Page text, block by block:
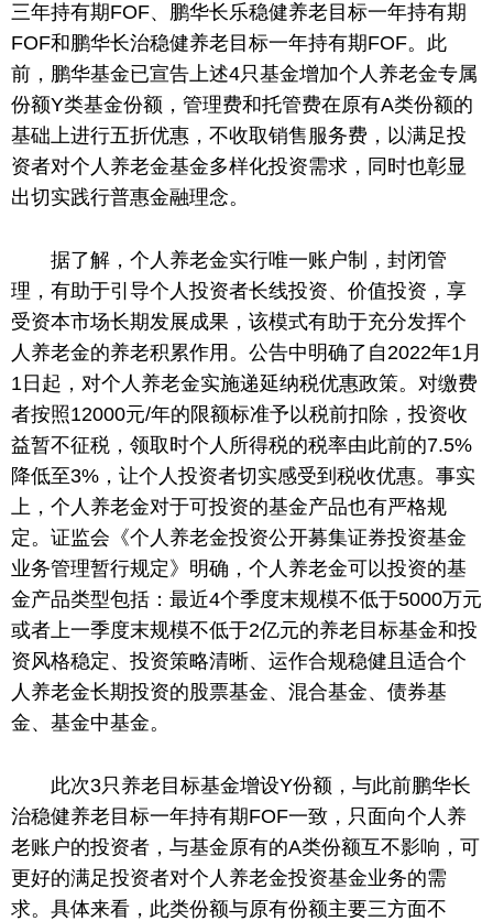
三年持有期FOF、鹏华长乐稳健养老目标一年持有期
FOF和鹏华长治稳健养老目标一年持有期FOF。此
前，鹏华基金已宣告上述4只基金增加个人养老金专属
份额Y类基金份额，管理费和托管费在原有A类份额的
基础上进行五折优惠，不收取销售服务费，以满足投
资者对个人养老金基金多样化投资需求，同时也彰显
出切实践行普惠金融理念。
据了解，个人养老金实行唯一账户制，封闭管
理，有助于引导个人投资者长线投资、价值投资，享
受资本市场长期发展成果，该模式有助于充分发挥个
人养老金的养老积累作用。公告中明确了自2022年1月
1日起，对个人养老金实施递延纳税优惠政策。对缴费
者按照12000元/年的限额标准予以税前扣除，投资收
益暂不征税，领取时个人所得税的税率由此前的7.5%
降低至3%，让个人投资者切实感受到税收优惠。事实
上，个人养老金对于可投资的基金产品也有严格规
定。证监会《个人养老金投资公开募集证券投资基金
业务管理暂行规定》明确，个人养老金可以投资的基
金产品类型包括：最近4个季度末规模不低于5000万元
或者上一季度末规模不低于2亿元的养老目标基金和投
资风格稳定、投资策略清晰、运作合规稳健且适合个
人养老金长期投资的股票基金、混合基金、债券基
金、基金中基金。
此次3只养老目标基金增设Y份额，与此前鹏华长
治稳健养老目标一年持有期FOF一致，只面向个人养
老账户的投资者，与基金原有的A类份额互不影响，可
更好的满足投资者对个人养老金投资基金业务的需
求。具体来看，此类份额与原有份额主要三方面不